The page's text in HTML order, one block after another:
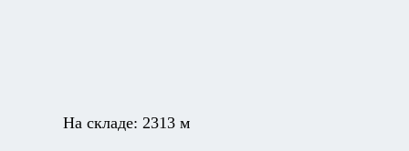
На складе: 2313 м